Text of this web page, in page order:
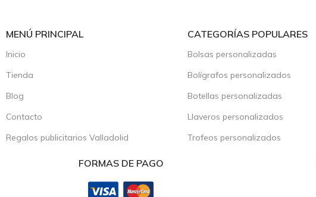
MENÚ PRINCIPAL
Inicio
Tienda
Blog
Contacto
Regalos publicitarios Valladolid
CATEGORÍAS POPULARES
Bolsas personalizadas
Bolígrafos personalizados
Botellas personalizadas
Llaveros personalizados
Trofeos personalizados
FORMAS DE PAGO